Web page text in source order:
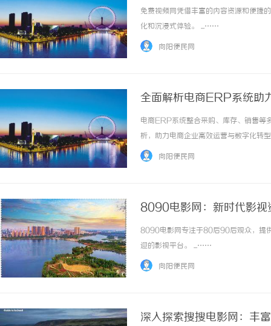
免费视频网凭借丰富的内容资源和便捷
化和沉浸式体验。 ...……
向阳便民网
全面解析电商ERP系统助
电商ERP系统整合采购、库存、销售等
析，助力电商企业高效运营与数字化转
向阳便民网
8090电影网：新时代影视
8090电影网专注于80后90后观众，提
迎的影视平台。 ...……
向阳便民网
深入探索搜搜电影网：丰
买SEM广告、不发天天爆款视频，传统中
企业怎么靠GEO让AI自动推荐你？
全面解析虾皮影视：现
与发展趋势